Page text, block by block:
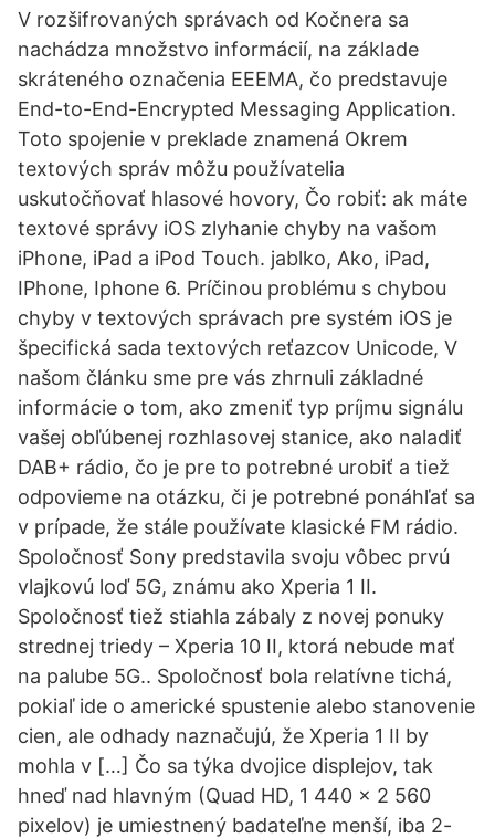
V rozšifrovaných správach od Kočnera sa
nachádza množstvo informácií, na základe
skráteného označenia EEEMA, čo predstavuje
End-to-End-Encrypted Messaging Application.
Toto spojenie v preklade znamená Okrem
textových správ môžu používatelia
uskutočňovať hlasové hovory, Čo robiť: ak máte
textové správy iOS zlyhanie chyby na vašom
iPhone, iPad a iPod Touch. jablko, Ako, iPad,
IPhone, Iphone 6. Príčinou problému s chybou
chyby v textových správach pre systém iOS je
špecifická sada textových reťazcov Unicode, V
našom článku sme pre vás zhrnuli základné
informácie o tom, ako zmeniť typ príjmu signálu
vašej obľúbenej rozhlasovej stanice, ako naladiť
DAB+ rádio, čo je pre to potrebné urobiť a tiež
odpovieme na otázku, či je potrebné ponáhľať sa
v prípade, že stále používate klasické FM rádio.
Spoločnosť Sony predstavila svoju vôbec prvú
vlajkovú loď 5G, známu ako Xperia 1 II.
Spoločnosť tiež stiahla zábaly z novej ponuky
strednej triedy – Xperia 10 II, ktorá nebude mať
na palube 5G.. Spoločnosť bola relatívne tichá,
pokiaľ ide o americké spustenie alebo stanovenie
cien, ale odhady naznačujú, že Xperia 1 II by
mohla v […] Čo sa týka dvojice displejov, tak
hneď nad hlavným (Quad HD, 1 440 x 2 560
pixelov) je umiestnený badateľne menší, iba 2-